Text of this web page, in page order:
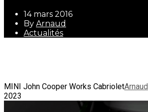
14 mars 2016
By Arnaud
Actualités
MINI John Cooper Works CabrioletArnaud
2023